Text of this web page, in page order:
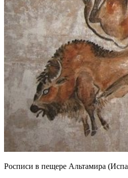
Росписи в пещере Альтамира